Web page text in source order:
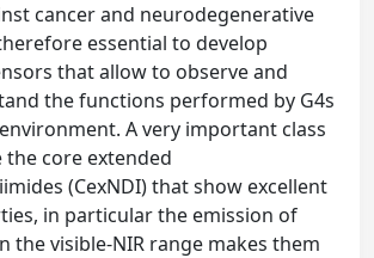
cancer and neurodegenerative
essential to develop
that allow to observe and
the functions performed by G4s
A very important class
the core extended
(CexNDI) that show excellent
in particular the emission of
the visible-NIR range makes them